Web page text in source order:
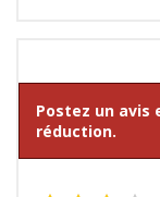
Postez un avis
réduction.